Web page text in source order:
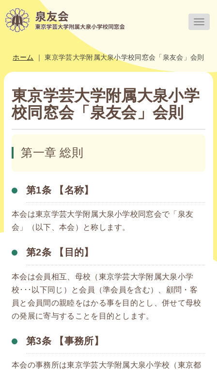
ホーム ｜東京学芸大学附属大泉小学校同窓会「泉友会」会則
東京学芸大学附属大泉小学
校同窓会「泉友会」会則
第一章 総則
第1条 【名称】
本会は東京学芸大学附属大泉小学校同窓会で「泉友
会」（以下、本会）と称します。
第2条 【目的】
本会は会員相互、母校（東京学芸大学附属大泉小学
校･･･以下同じ）と会員（準会員を含む）、顧問・客
員と会員間の親睦をはかる事を目的とし、併せて母校
の発展に寄与することを目的とします。
第3条 【事務所】
本会の事務所は東京学芸大学附属大泉小学校（東京都